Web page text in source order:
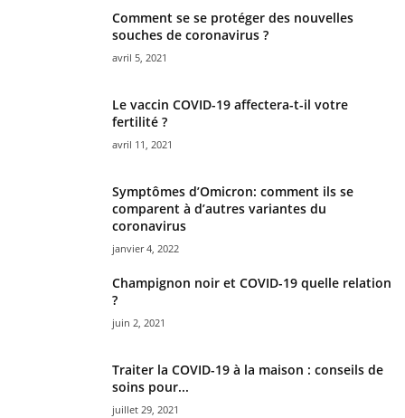
Comment se se protéger des nouvelles
souches de coronavirus ?
avril 5, 2021
Le vaccin COVID-19 affectera-t-il votre
fertilité ?
avril 11, 2021
Symptômes d’Omicron: comment ils se
comparent à d’autres variantes du
coronavirus
janvier 4, 2022
Champignon noir et COVID-19 quelle relation
?
juin 2, 2021
Traiter la COVID-19 à la maison : conseils de
soins pour...
juillet 29, 2021